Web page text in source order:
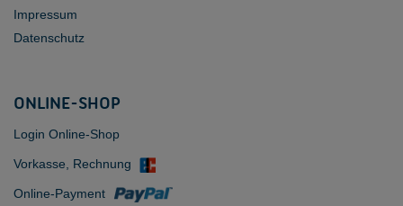
Impressum
Datenschutz
ONLINE-SHOP
Login Online-Shop
Vorkasse, Rechnung
Online-Payment